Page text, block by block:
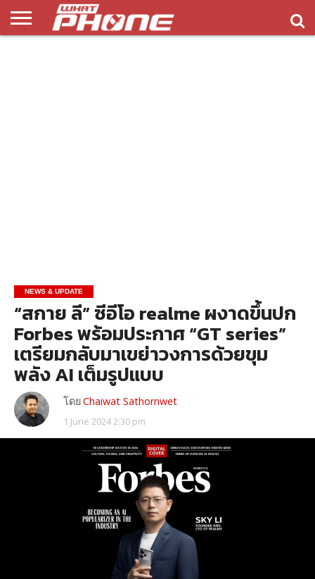
NEWS & UPDATE
“สกาย ลี” ซีอีโอ realme ผงาดขึ้นปก
Forbes พร้อมประกาศ “GT series”
เตรียมกลับมาเขย่าวงการด้วยขุม
พลัง AI เต็มรูปแบบ
โดยChaiwat Sathornwet
1 June 2024 2:30 pm